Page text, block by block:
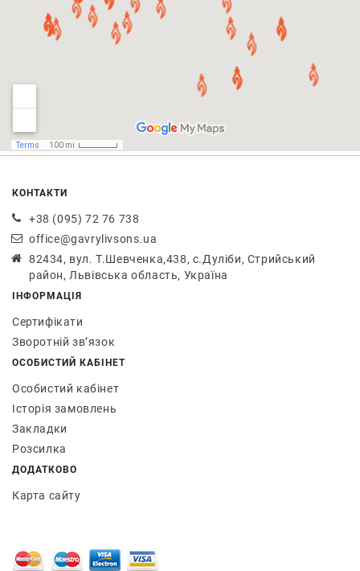
КОНТАКТИ
+38 (095) 72 76 738
office@gavrylivsons.ua
82434, вул. Т.Шевченка,438, с.Дуліби, Стрийський
район, Львівська область, Україна
ІНФОРМАЦІЯ
Сертифікати
Зворотній зв’язок
ОСОБИСТИЙ КАБІНЕТ
Особистий кабінет
Історія замовлень
Закладки
Розсилка
ДОДАТКОВО
Карта сайту